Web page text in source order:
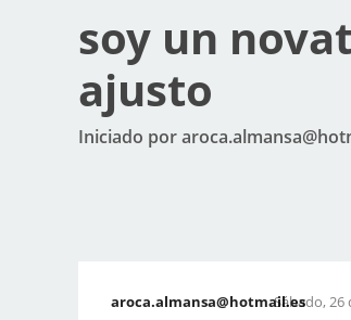
soy un
ajusto
Iniciado por
aroca.almansa@hotmail.esSábado, 26